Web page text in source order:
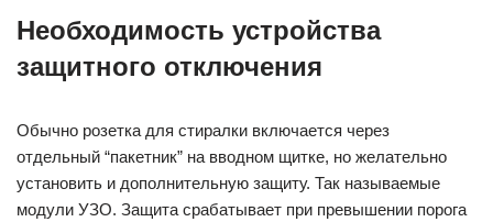
Необходимость устройства
защитного отключения
Обычно розетка для стиралки включается через
отдельный “пакетник” на вводном щитке, но желательно
установить и дополнительную защиту. Так называемые
модули УЗО. Защита срабатывает при превышении порога